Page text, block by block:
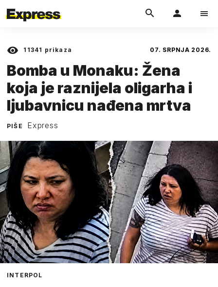
11341 prikaza 07. SRPNJA 2026.
Bomba u Monaku: Žena
koja je raznijela oligarha i
ljubavnicu nađena mrtva
PIŠE Express
INTERPOL